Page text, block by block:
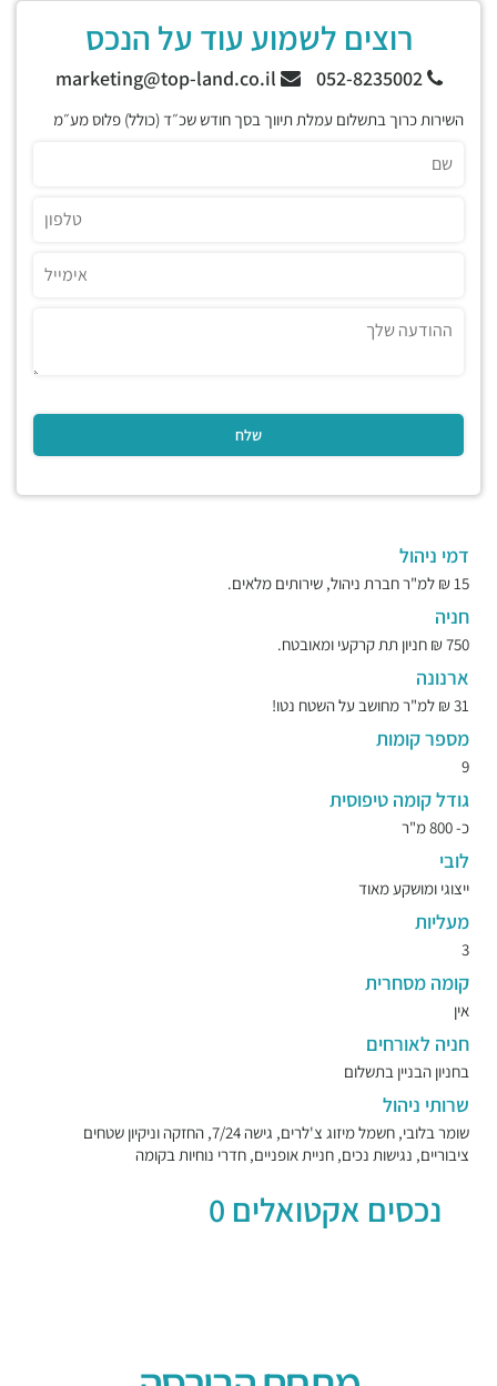
רוצים לשמוע עוד על הנכס
052-8235002
השירות כרוך בתשלום עמלת תיווך בסך חודש שכ״ד (כולל) פלוס מע״מ
דמי ניהול
15 ₪ למ"ר חברת ניהול, שירותים מלאים.
חניה
750 ₪ חניון תת קרקעי ומאובטח.
ארנונה
31 ₪ למ"ר מחושב על השטח נטו!
מספר קומות
9
גודל קומה טיפוסית
כ- 800 מ"ר
לובי
ייצוגי ומושקע מאוד
מעליות
3
קומה מסחרית
אין
חניה לאורחים
בחניון הבניין בתשלום
שרותי ניהול
שומר בלובי, חשמל מיזוג צ'לרים, גישה 7/24, החזקה וניקיון שטחים
ציבוריים, נגישות נכים, חניית אופניים, חדרי נוחיות בקומה
נכסים אקטואלים 0